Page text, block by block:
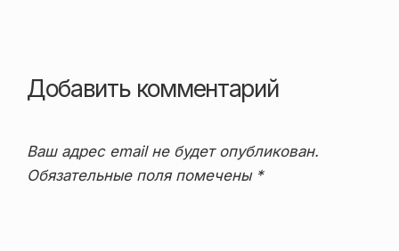
Добавить комментарий
Ваш адрес email не будет опубликован.
Обязательные поля помечены *